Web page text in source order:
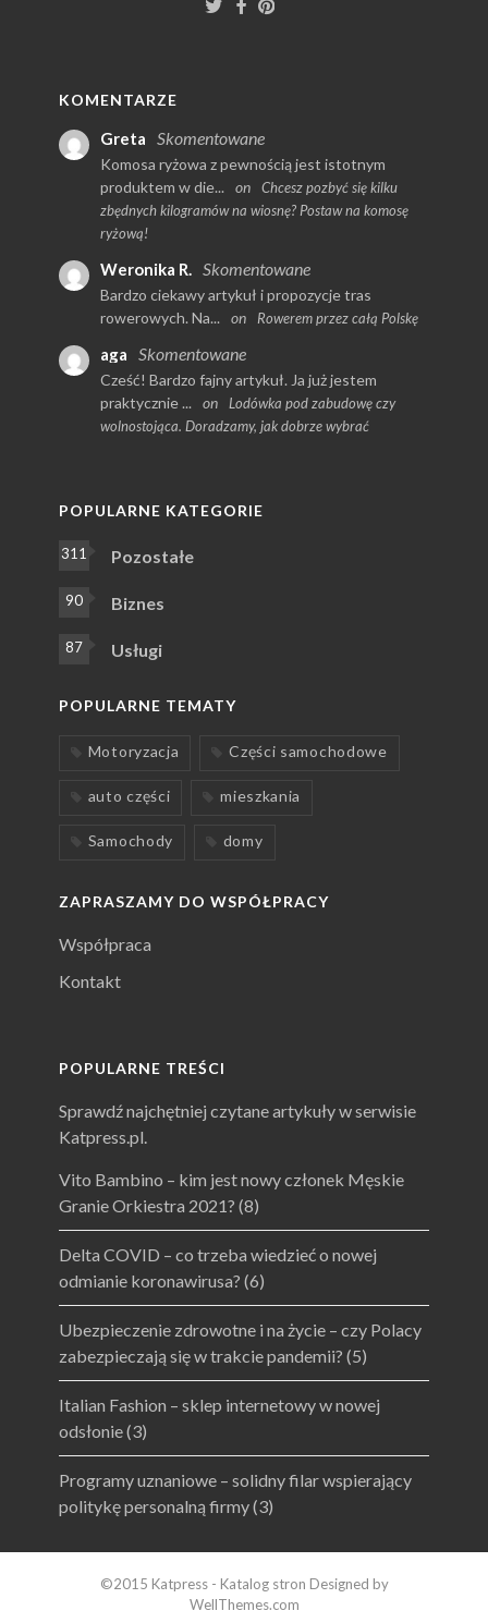
KOMENTARZE
Greta Skomentowane
Komosa ryżowa z pewnością jest istotnym
produktem w die...
on
Chcesz pozbyć się kilku
zbędnych kilogramów na wiosnę? Postaw na komosę
ryżową!
Weronika R. Skomentowane
Bardzo ciekawy artykuł i propozycje tras
rowerowych. Na...
on Rowerem przez całą Polskę
aga Skomentowane
Cześć! Bardzo fajny artykuł. Ja już jestem
praktycznie ...
on
Lodówka pod zabudowę czy
wolnostojąca. Doradzamy, jak dobrze wybrać
POPULARNE KATEGORIE
311 Pozostałe
90 Biznes
87 Usługi
POPULARNE TEMATY
Motoryzacja Części samochodowe
auto części mieszkania
Samochody domy
ZAPRASZAMY DO WSPÓŁPRACY
Współpraca
Kontakt
POPULARNE TREŚCI
Sprawdź najchętniej czytane artykuły w serwisie
Katpress.pl.
Vito Bambino – kim jest nowy członek Męskie
Granie Orkiestra 2021? (8)
Delta COVID – co trzeba wiedzieć o nowej
odmianie koronawirusa? (6)
Ubezpieczenie zdrowotne i na życie – czy Polacy
zabezpieczają się w trakcie pandemii? (5)
Italian Fashion – sklep internetowy w nowej
odsłonie(3)
Programy uznaniowe – solidny filar wspierający
politykę personalną firmy(3)
©2015 Katpress - Katalog stron Designed by
WellThemes.com